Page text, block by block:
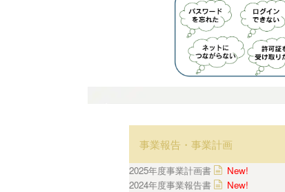
事業報告・事業計画
2025年度事業計画書
New!
2024年度事業報告書
New!